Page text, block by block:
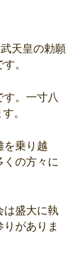
天皇の勅願
。
す。一寸八
。
を乗り越
くの方々に
は盛大に執
がありま